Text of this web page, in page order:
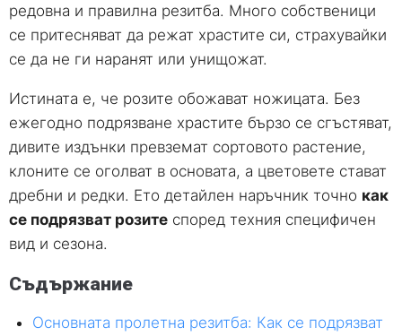
редовна и правилна резитба. Много собственици
се притесняват да режат храстите си, страхувайки
се да не ги наранят или унищожат.
Истината е, че розите обожават ножицата. Без
ежегодно подрязване храстите бързо се сгъстяват,
дивите издънки превземат сортовото растение,
клоните се оголват в основата, а цветовете стават
дребни и редки. Ето детайлен наръчник точно как
се подрязват розите според техния специфичен
вид и сезона.
Съдържание
Основната пролетна резитба: Как се подрязват